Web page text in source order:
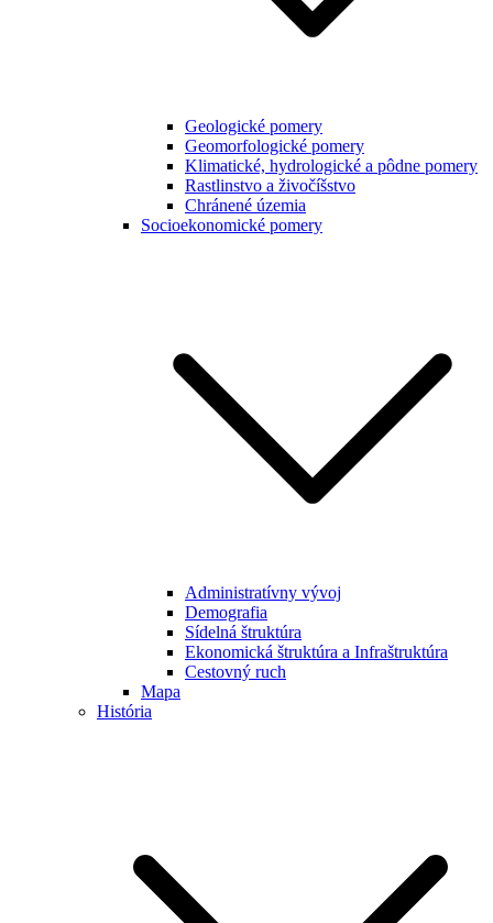
Geologické pomery
Geomorfologické pomery
Klimatické, hydrologické a pôdne pomery
Rastlinstvo a živočíšstvo
Chránené územia
Socioekonomické pomery
Administratívny vývoj
Demografia
Sídelná štruktúra
Ekonomická štruktúra a Infraštruktúra
Cestovný ruch
Mapa
História